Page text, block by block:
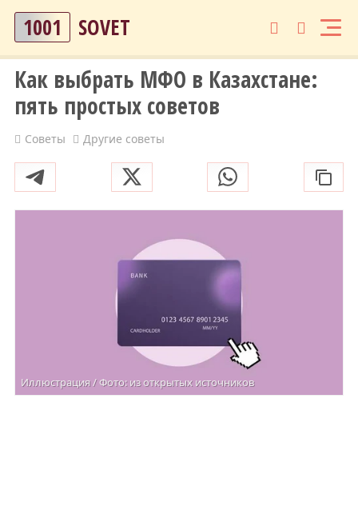
1001 SOVET
Как выбрать МФО в Казахстане:
пять простых советов
Советы Другие советы
Иллюстрация / Фото: из открытых источников